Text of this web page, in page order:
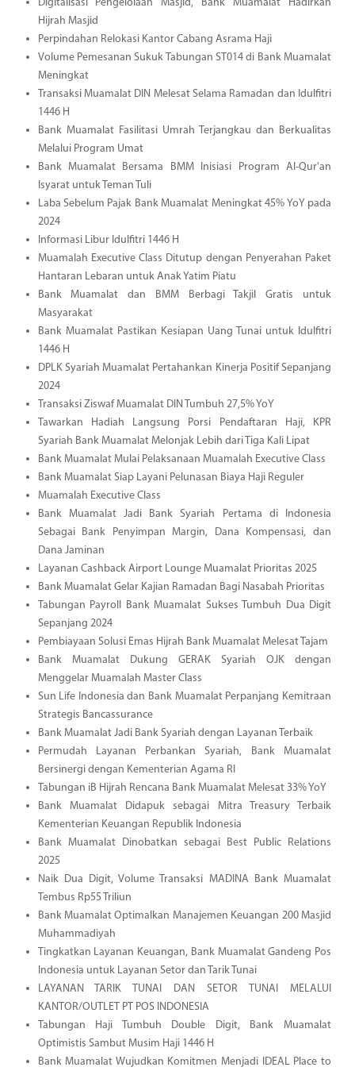
Digitalisasi Pengelolaan Masjid, Bank Muamalat Hadirkan
Hijrah Masjid
Perpindahan Relokasi Kantor Cabang Asrama Haji
Volume Pemesanan Sukuk Tabungan ST014 di Bank Muamalat
Meningkat
Transaksi Muamalat DIN Melesat Selama Ramadan dan Idulfitri
1446 H
Bank Muamalat Fasilitasi Umrah Terjangkau dan Berkualitas
Melalui Program Umat
Bank Muamalat Bersama BMM Inisiasi Program Al-Qur'an
Isyarat untuk Teman Tuli
Laba Sebelum Pajak Bank Muamalat Meningkat 45% YoY pada
2024
Informasi Libur Idulfitri 1446 H
Muamalah Executive Class Ditutup dengan Penyerahan Paket
Hantaran Lebaran untuk Anak Yatim Piatu
Bank Muamalat dan BMM Berbagi Takjil Gratis untuk
Masyarakat
Bank Muamalat Pastikan Kesiapan Uang Tunai untuk Idulfitri
1446 H
DPLK Syariah Muamalat Pertahankan Kinerja Positif Sepanjang
2024
Transaksi Ziswaf Muamalat DIN Tumbuh 27,5% YoY
Tawarkan Hadiah Langsung Porsi Pendaftaran Haji, KPR
Syariah Bank Muamalat Melonjak Lebih dari Tiga Kali Lipat
Bank Muamalat Mulai Pelaksanaan Muamalah Executive Class
Bank Muamalat Siap Layani Pelunasan Biaya Haji Reguler
Muamalah Executive Class
Bank Muamalat Jadi Bank Syariah Pertama di Indonesia
Sebagai Bank Penyimpan Margin, Dana Kompensasi, dan
Dana Jaminan
Layanan Cashback Airport Lounge Muamalat Prioritas 2025
Bank Muamalat Gelar Kajian Ramadan Bagi Nasabah Prioritas
Tabungan Payroll Bank Muamalat Sukses Tumbuh Dua Digit
Sepanjang 2024
Pembiayaan Solusi Emas Hijrah Bank Muamalat Melesat Tajam
Bank Muamalat Dukung GERAK Syariah OJK dengan
Menggelar Muamalah Master Class
Sun Life Indonesia dan Bank Muamalat Perpanjang Kemitraan
Strategis Bancassurance
Bank Muamalat Jadi Bank Syariah dengan Layanan Terbaik
Permudah Layanan Perbankan Syariah, Bank Muamalat
Bersinergi dengan Kementerian Agama RI
Tabungan iB Hijrah Rencana Bank Muamalat Melesat 33% YoY
Bank Muamalat Didapuk sebagai Mitra Treasury Terbaik
Kementerian Keuangan Republik Indonesia
Bank Muamalat Dinobatkan sebagai Best Public Relations
2025
Naik Dua Digit, Volume Transaksi MADINA Bank Muamalat
Tembus Rp55 Triliun
Bank Muamalat Optimalkan Manajemen Keuangan 200 Masjid
Muhammadiyah
Tingkatkan Layanan Keuangan, Bank Muamalat Gandeng Pos
Indonesia untuk Layanan Setor dan Tarik Tunai
LAYANAN TARIK TUNAI DAN SETOR TUNAI MELALUI
KANTOR/OUTLET PT POS INDONESIA
Tabungan Haji Tumbuh Double Digit, Bank Muamalat
Optimistis Sambut Musim Haji 1446 H
Bank Muamalat Wujudkan Komitmen Menjadi IDEAL Place to